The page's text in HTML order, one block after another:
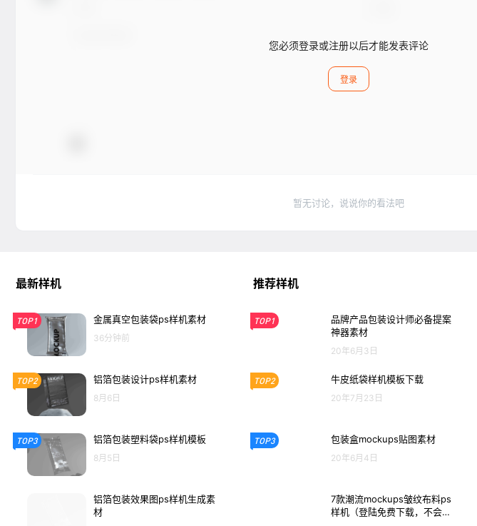
您必须登录或注册以后才能发表评论
登录
暂无讨论，说说你的看法吧
最新样机
TOP1 金属真空包装袋ps样机素材
36分钟前
TOP2 铝箔包装设计ps样机素材
8月6日
TOP3 铝箔包装塑料袋ps样机模板
8月5日
铝箔包装效果图ps样机生成素
材
推荐样机
TOP1
品牌产品包装设计师必备提案
神器素材
20年6月3日
TOP2 牛皮纸袋样机模板下载
20年7月23日
TOP3 包装盒mockups贴图素材
20年6月4日
7款潮流mockups皱纹布料ps
样机（登陆免费下载，不会用